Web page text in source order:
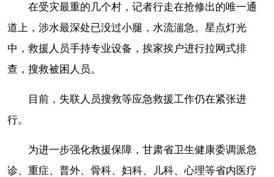
在受灾最重的几个村，记者行走在抢修出的唯一通
道上，涉水最深处已没过小腿，水流湍急。星点灯光
中，救援人员手持专业设备，挨家挨户进行拉网式排
查，搜救被困人员。
目前，失联人员搜救等应急救援工作仍在紧张进
行。
为进一步强化救援保障，甘肃省卫生健康委调派急
诊、重症、普外、骨科、妇科、儿科、心理等省内医疗